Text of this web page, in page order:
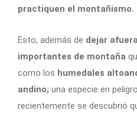
practiquen el montañismo.
Esto, además de dejar
importantes de montaña
como los humedales
andino; una especie en
recientemente se descubrió